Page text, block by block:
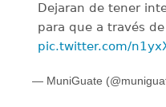
Dejaran de tener
para que a través
pic.twitter.com/
— MuniGuate